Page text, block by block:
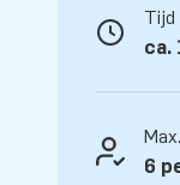
certificaat.
dan ook
Tijd
ca.
6